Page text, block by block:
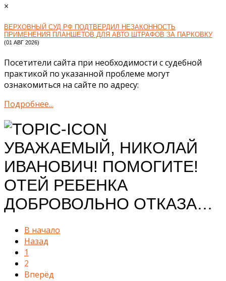
×
ВЕРХОВНЫЙ СУД РФ ПОДТВЕРДИЛ НЕЗАКОННОСТЬ
ПРИМЕНЕНИЯ ПЛАНШЕТОВ ДЛЯ АВТО ШТРАФОВ ЗА ПАРКОВКУ
(01 АВГ 2026)
Посетители сайта при необходимости с судебной
практикой по указанной проблеме могут
ознакомиться на сайте по адресу:
Подробнее...
УВАЖАЕМЫЙ, НИКОЛАЙ
ИВАНОВИЧ! ПОМОГИТЕ!
ОТЕЙ РЕБЕНКА
ДОБРОВОЛЬНО ОТКАЗА…
В начало
Назад
1
2
Вперёд